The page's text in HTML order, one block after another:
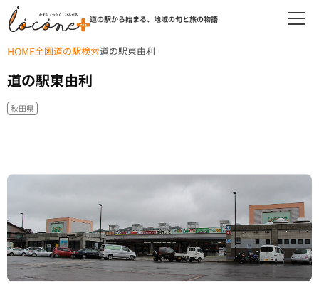
道の駅から始まる、地域の旬と旅の物語
HOME全国道の駅検索道の駅東由利
道の駅東由利
秋田県